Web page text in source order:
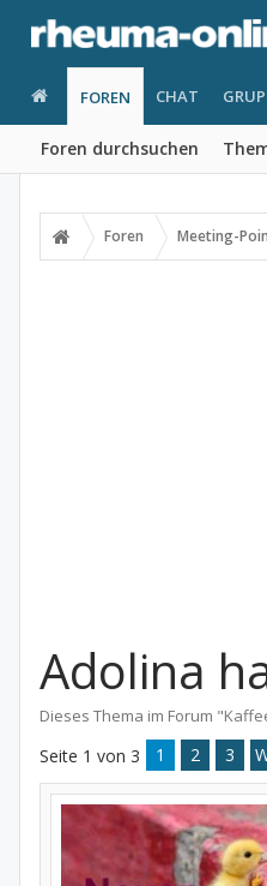
FOREN
Foren durchsuchen
CHAT
Foren Meeting-
Adolina
Dieses Thema im Forum "
Seite 1 von 3 1 2 3